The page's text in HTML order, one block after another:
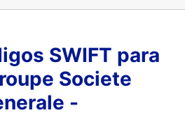
SWIFT para
Societe
-